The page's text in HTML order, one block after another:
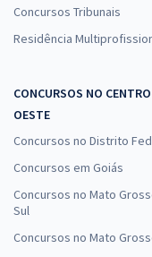
Concursos Tribunais
Residência
CONCURSOS NO
OESTE
Concursos no Distrito
Concursos em Goiás
Concursos no Mato
Sul
Concursos no Mato